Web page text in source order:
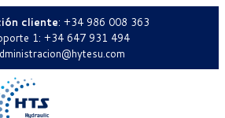
cliente: +34 986 008 363
1: +34 647 931 494